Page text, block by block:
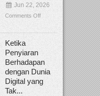
Jun 22, 2026
Comments Off
Ketika
Penyiaran
Berhadapan
dengan Dunia
Digital yang
Tak...